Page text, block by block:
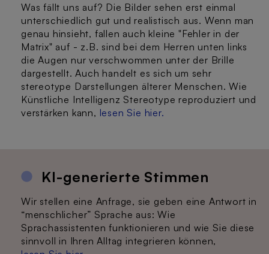
Was fällt uns auf? Die Bilder sehen erst einmal
unterschiedlich gut und realistisch aus. Wenn man
genau hinsieht, fallen auch kleine "Fehler in der
Matrix" auf - z.B. sind bei dem Herren unten links
die Augen nur verschwommen unter der Brille
dargestellt. Auch handelt es sich um sehr
stereotype Darstellungen älterer Menschen. Wie
Künstliche Intelligenz Stereotype reproduziert und
verstärken kann, lesen Sie hier.
KI-generierte Stimmen
Wir stellen eine Anfrage, sie geben eine Antwort in
“menschlicher” Sprache aus: Wie
Sprachassistenten funktionieren und wie Sie diese
sinnvoll in Ihren Alltag integrieren können,